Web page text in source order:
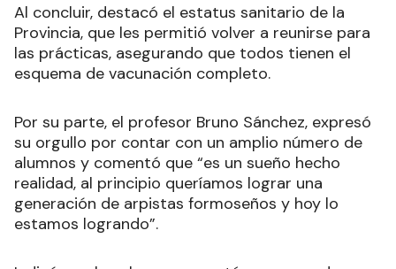
Al concluir, destacó el estatus sanitario de la
Provincia, que les permitió volver a reunirse para
las prácticas, asegurando que todos tienen el
esquema de vacunación completo.
Por su parte, el profesor Bruno Sánchez, expresó
su orgullo por contar con un amplio número de
alumnos y comentó que “es un sueño hecho
realidad, al principio queríamos lograr una
generación de arpistas formoseños y hoy lo
estamos logrando”.